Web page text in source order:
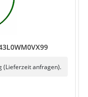
(Lieferzeit anfragen).